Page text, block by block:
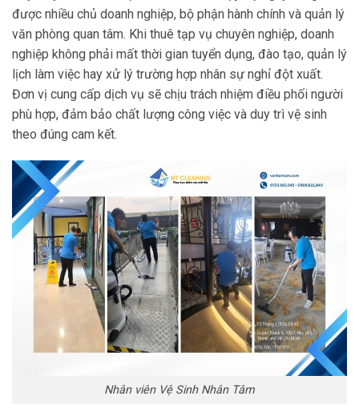
được nhiều chủ doanh nghiệp, bộ phận hành chính và quản lý
văn phòng quan tâm. Khi thuê tạp vụ chuyên nghiệp, doanh
nghiệp không phải mất thời gian tuyển dụng, đào tạo, quản lý
lịch làm việc hay xử lý trường hợp nhân sự nghỉ đột xuất.
Đơn vị cung cấp dịch vụ sẽ chịu trách nhiệm điều phối người
phù hợp, đảm bảo chất lượng công việc và duy trì vệ sinh
theo đúng cam kết.
Nhân viên Vệ Sinh Nhân Tâm